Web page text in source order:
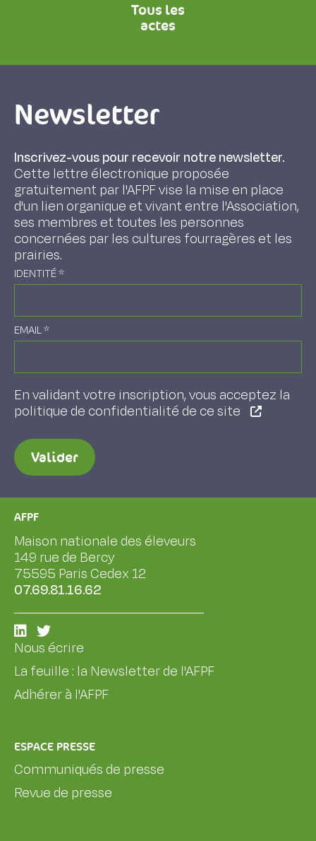
Tous les
actes
Newsletter
Inscrivez-vous pour recevoir notre newsletter.
Cette lettre électronique proposée
gratuitement par l'AFPF vise la mise en place
d'un lien organique et vivant entre l'Association,
ses membres et toutes les personnes
concernées par les cultures fourragères et les
prairies.
IDENTITÉ*
EMAIL*
En validant votre inscription, vous acceptez la
politique de confidentialité de ce site
Valider
AFPF
Maison nationale des éleveurs
149 rue de Bercy
75595 Paris Cedex 12
07.69.81.16.62
Nous écrire
La feuille : la Newsletter de l'AFPF
Adhérer à l'AFPF
ESPACE PRESSE
Communiqués de presse
Revue de presse